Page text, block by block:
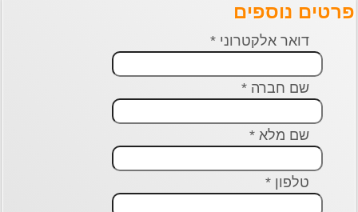
פרטים נוספים
דואר אלקטרוני *
שם חברה *
שם מלא *
טלפון *